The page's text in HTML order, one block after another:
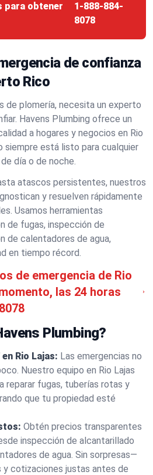
para obtener
1-888-884-
8078
de confianza
Rico
de plomería, necesita un experto
Havens Plumbing ofrece un
a hogares y negocios en Rio
siempre está listo para cualquier
día o de noche.
atascos persistentes, nuestros
y resuelven rápidamente
Usamos herramientas
de fugas, inspección de
de calentadores de agua,
en tiempo récord.
de emergencia de Rio
las 24 horas
Plumbing?
Rio Lajas: Las emergencias no
Nuestro equipo en Rio Lajas
reparar fugas, tuberías rotas y
que tu propiedad esté
Obtén precios transparentes
inspección de alcantarillado
de agua. Sin sorpresas—
cotizaciones justas antes de